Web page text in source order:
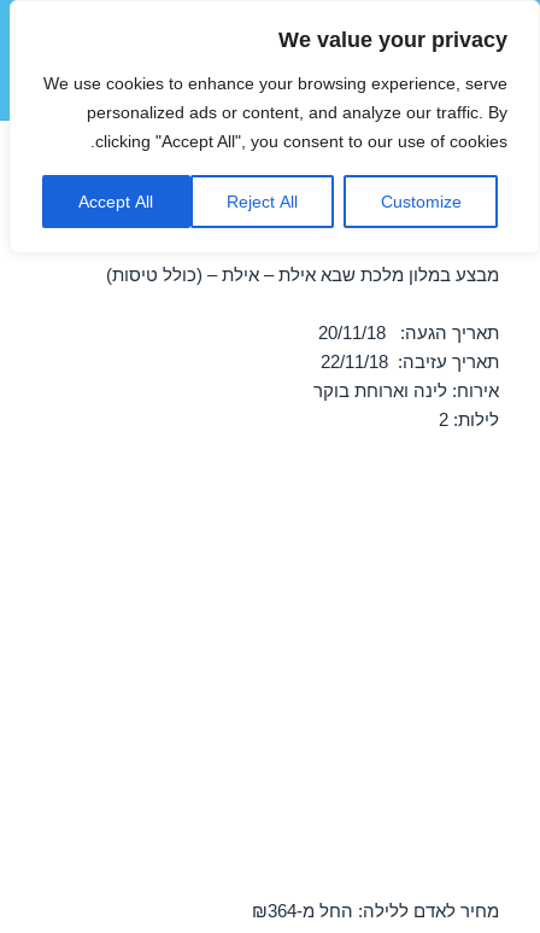
We value your privacy
We use cookies to enhance your browsing experience, serve
personalized ads or content, and analyze our traffic. By
clicking "Accept All", you consent to our use of cookies.
Customize
Reject All
Accept All
הוטצימר
תפריטים
ווידג'טים
חופשה במלון מלכת שבא אילת –
אילת 20/11/2018
מבצע במלון מלכת שבא אילת – אילת – (כולל טיסות)
תאריך הגעה: 20/11/18
תאריך עזיבה: 22/11/18
אירוח: לינה וארוחת בוקר
לילות: 2
מחיר לאדם ללילה: החל מ-₪364